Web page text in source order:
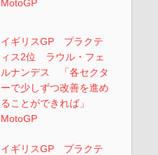
MotoGP
イギリスGP プラクテ
ィス2位 ラウル・フェ
ルナンデス 「各セクタ
ーで少しずつ改善を進め
ることができれば」
MotoGP
イギリスGP プラクテ